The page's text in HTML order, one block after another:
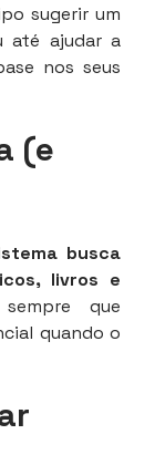
sugerir um
até ajudar a
nos seus
(e
busca
livros e
que
quando o